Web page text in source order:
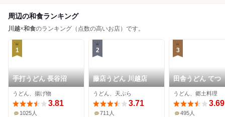
周辺の和食ランキング
川越×和食のランキング（点数の高いお店）です。
1
手打うどん 長谷沼
うどん、揚げ物
3.81
1025人
2
藤店うどん 川越店
うどん、天ぷら
3.71
711人
3
田舎うどん てつ
うどん、郷土料理
3.69
495人